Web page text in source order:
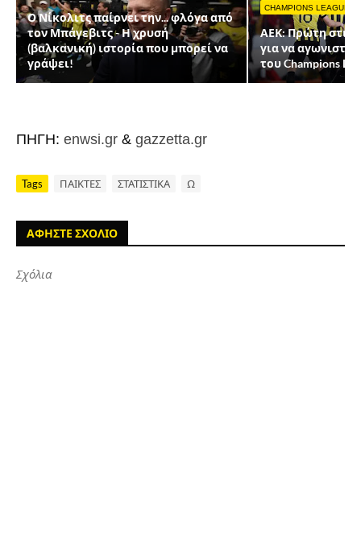
Ο Νίκολιτς παίρνει την... φλόγα από
τον Μπάγεβιτς - Η χρυσή
(βαλκανική) ιστορία που μπορεί να
γράψει!
CHAMPIONS LEAGUE
ΑΕΚ: Πρώτη στις
για να αγωνιστεί
του Champions
ΠΗΓΗ: enwsi.gr & gazzetta.gr
Tags ΠΑΙΚΤΕΣ ΣΤΑΤΙΣΤΙΚΑ Ω
ΑΦΗΣΤΕ ΣΧΟΛΙΟ
Σχόλια